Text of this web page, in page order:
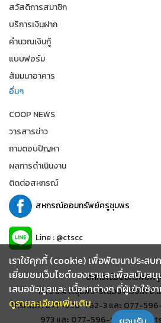
สวัสดิการสมาชิก
บริการเงินฝาก
คำนวณเงินกู้
แบบฟอร์ม
สัมมนาอาคาร
อื่นๆ
COOP NEWS
วารสารข่าว
ถามตอบปัญหา
ผลการดำเนินงาน
ติดต่อสหกรณ์
สหกรณ์ออมทรัพย์ครูชุมพร
Line : @ctscc
สหกรณ์ออมทรัพย์ค
19/3 ม.4 ถ.ชุมพร-ระนอง ต.วังไผ่ อ.
โทรศัพท์ : 077-596-762-3 และ 077-
973 และ 077-596-678 อีเมล์ :
เราใช้คุกกี้ (cookie) เพื่อพัฒนาประสบ
เยี่ยมชมเว็บไซต์ของเราและเพื่อสนับส
เสนอข้อมูลและ เนื้อหาต่างๆ ที่ผู้เข้าใช้ง
ดูรายละเอียดเพิ่มเติม